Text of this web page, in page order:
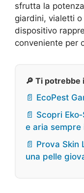
sfrutta la
giardini, vialetti
dispositivo
conveniente per
🔎 Ti
📄 EcoPest
📄 Scopri
e aria sempre
📄 Prova
una pelle